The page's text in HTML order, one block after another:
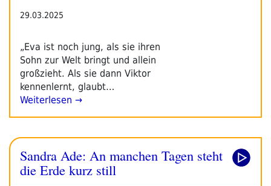
29.03.2025
„Eva ist noch jung, als sie ihren
Sohn zur Welt bringt und allein
großzieht. Als sie dann Viktor
kennenlernt, glaubt…
Weiterlesen →
Sandra Ade: An manchen Tagen steht
die Erde kurz still